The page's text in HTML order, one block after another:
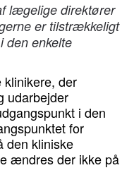
lægelige direktører
er tilstrækkeligt
den enkelte
klinikere, der
udarbejder
i den
for
den kliniske
ændres der ikke på